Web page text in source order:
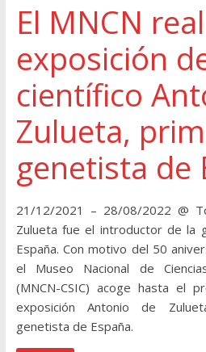
El MNCN
exposición
científico
Zulueta,
genetista de
21/12/2021 – 28/08/2022 @
Zulueta fue el introductor de la
España. Con motivo del 50
el Museo Nacional de
(MNCN-CSIC) acoge hasta el
exposición Antonio de
genetista de España.